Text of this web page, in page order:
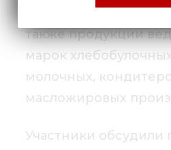
удобрений, средств
также продукции
марок
молочных,
масложировых
Участники обсудили